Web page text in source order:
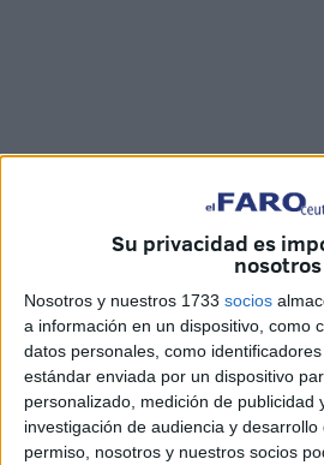
Su privacidad es
nosotros
Nosotros y nuestros 1733 socios
a información en un dispositivo, como
datos personales, como
estándar enviada por un dispositivo
personalizado, medición de publicidad
investigación de audiencia y desarrollo
permiso, nosotros y nuestros socios
El Gobierno central ha trasladado
grupo de un centenar de personas
Centro de Estancia Temporal de
trata de una de las salidas más
producido últimamente resultado
que se han producido a lo largo